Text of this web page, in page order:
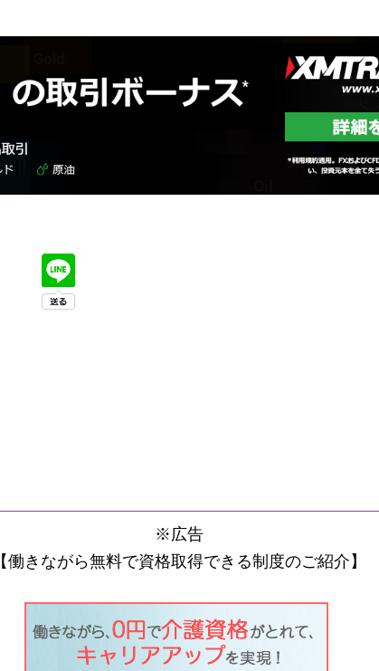
※広告
【働きながら無料で資格取得できる制度のご紹介】